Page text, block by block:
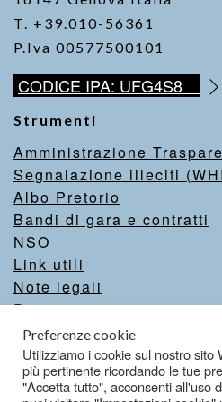
T. +39.010-56361
P.Iva 00577500101
CODICE IPA: UFG4S8
Strumenti
Amministrazione
Segnalazione illeciti
Albo Pretorio
Bandi di gara e contratti
NSO
Link utili
Note legali
Privacy
Intranet
Valutazione del sito
Dichiarazione di
Preferenze cookie
Utilizziamo i cookie sul nostro
più pertinente ricordando le tue
"Accetta tutto", acconsenti all'uso